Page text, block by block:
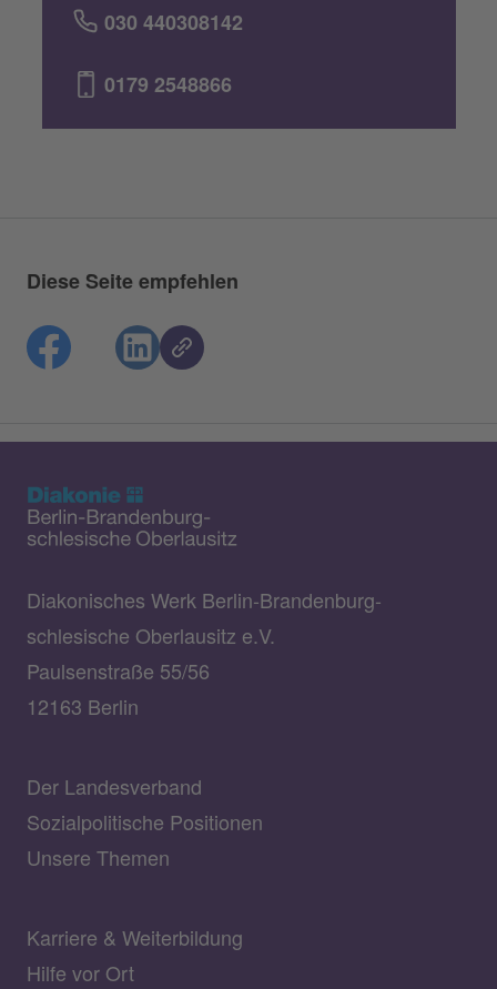
030 440308142
0179 2548866
Diese Seite empfehlen
Diakonisches Werk Berlin-Brandenburg-
schlesische Oberlausitz e.V.
Paulsenstraße 55/56
12163 Berlin
Der Landesverband
Sozialpolitische Positionen
Unsere Themen
Karriere & Weiterbildung
Hilfe vor Ort